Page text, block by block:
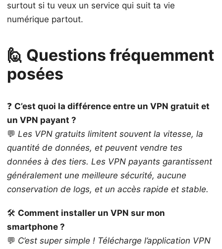
surtout si tu veux un service qui suit ta vie
numérique partout.
🙋 Questions fréquemment
posées
❓ C’est quoi la différence entre un VPN gratuit et
un VPN payant ?
💬 Les VPN gratuits limitent souvent la vitesse, la
quantité de données, et peuvent vendre tes
données à des tiers. Les VPN payants garantissent
généralement une meilleure sécurité, aucune
conservation de logs, et un accès rapide et stable.
🛠️ Comment installer un VPN sur mon
smartphone ?
💬 C’est super simple ! Télécharge l’application VPN